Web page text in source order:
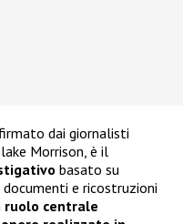
dai giornalisti
Morrison, è il
basato su
e ricostruzioni
ruolo centrale